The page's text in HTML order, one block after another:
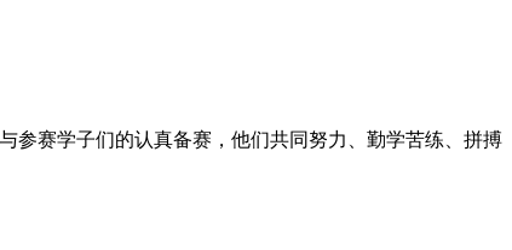
参赛学子们的认真备赛，他们共同努力、勤学苦练、拼搏